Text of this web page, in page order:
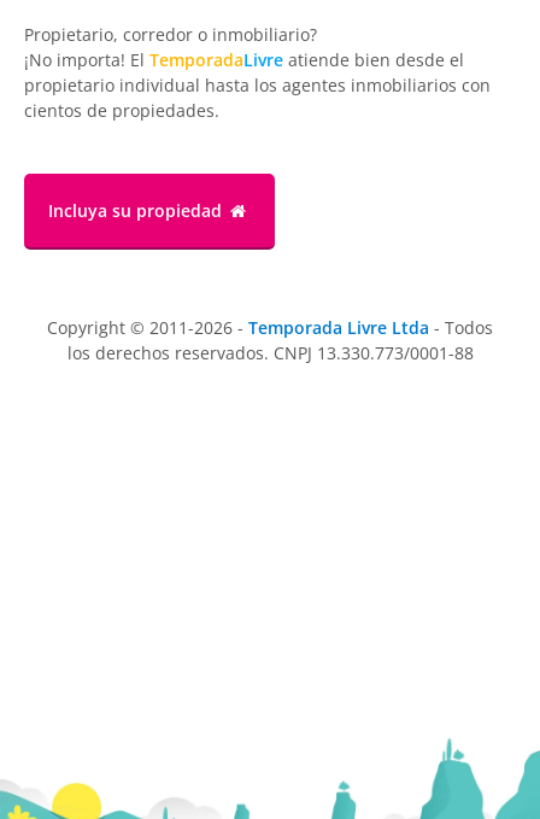
Propietario, corredor o inmobiliario?
¡No importa! El TemporadaLivre atiende bien desde el
propietario individual hasta los agentes inmobiliarios con
cientos de propiedades.
Incluya su propiedad
Copyright © 2011-2026 - Temporada Livre Ltda - Todos
los derechos reservados. CNPJ 13.330.773/0001-88